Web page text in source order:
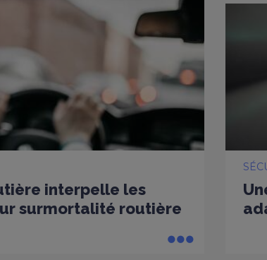
interpelle les
surmortalité routière